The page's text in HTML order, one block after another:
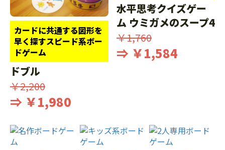
カードに共通する図形を
早く探すスピード系ボー
ドゲーム
ドブル
￥2,200
⇒ ￥1,980
水平思考クイズゲー
ム ウミガメのスープ4
￥1,760
⇒ ￥1,584